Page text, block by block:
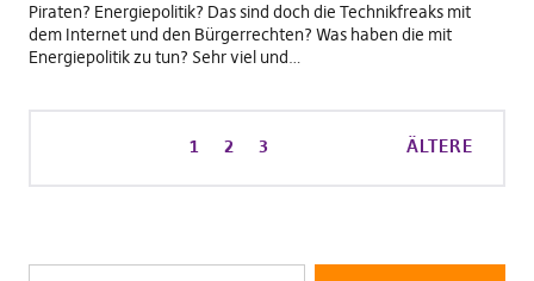
Piraten? Energiepolitik? Das sind doch die Technikfreaks mit
dem Internet und den Bürgerrechten? Was haben die mit
Energiepolitik zu tun? Sehr viel und…
1 2 3 ÄLTERE